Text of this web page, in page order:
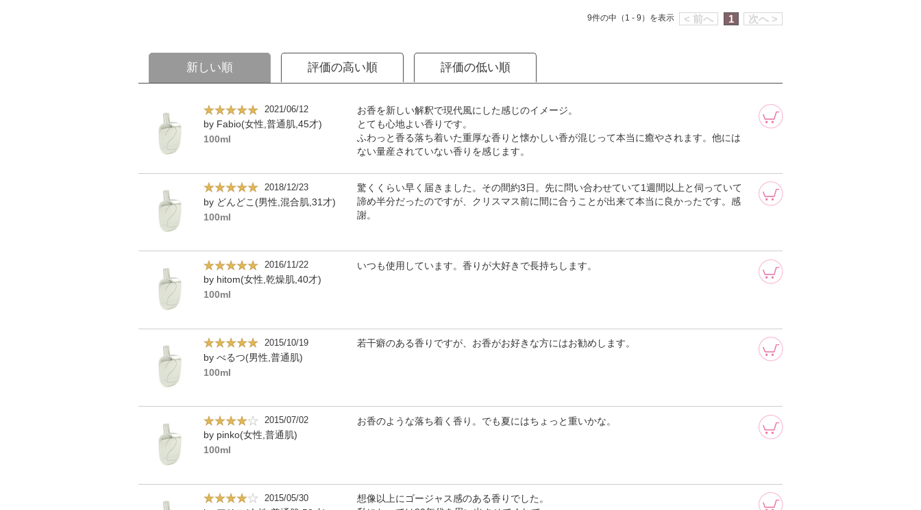
< 前へ 1 次へ >
9件の中（1 - 9）を表示
新しい順 評価の高い順 評価の低い順
2021/06/12
by Fabio(女性,普通肌,45才)
100ml
お香を新しい解釈で現代風にした感じのイメージ。
とても心地よい香りです。
ふわっと香る落ち着いた重厚な香りと懐かしい香が混じって本当に癒やされます。他には
ない量産されていない香りを感じます。
2018/12/23
by どんどこ(男性,混合肌,31才)
100ml
驚くくらい早く届きました。その間約3日。先に問い合わせていて1週間以上と伺っていて
諦め半分だったのですが、クリスマス前に間に合うことが出来て本当に良かったです。感
謝。
2016/11/22
by hitom(女性,乾燥肌,40才)
100ml
いつも使用しています。香りが大好きで長持ちします。
2015/10/19
by べるつ(男性,普通肌)
100ml
若干癖のある香りですが、お香がお好きな方にはお勧めします。
2015/07/02
by pinko(女性,普通肌)
100ml
お香のような落ち着く香り。でも夏にはちょっと重いかな。
2015/05/30
想像以上にゴージャス感のある香りでした。